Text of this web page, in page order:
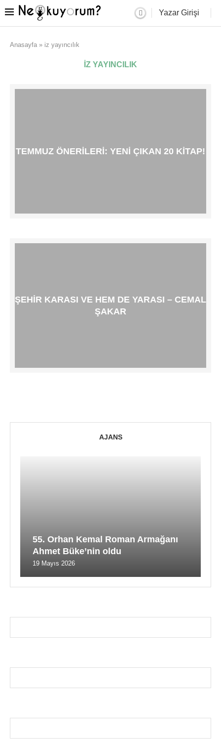
Yazar Girişi
Anasayfa » iz yayıncılık
IZ YAYINCILIK
TEMMUZ ÖNERILERI: YENI ÇIKAN 20 KITAP!
ŞEHIR KARASI VE HEM DE YARASI – CEMAL
ŞAKAR
AJANS
55. Orhan Kemal Roman Armağanı
Ahmet Büke’nin oldu
19 Mayıs 2026